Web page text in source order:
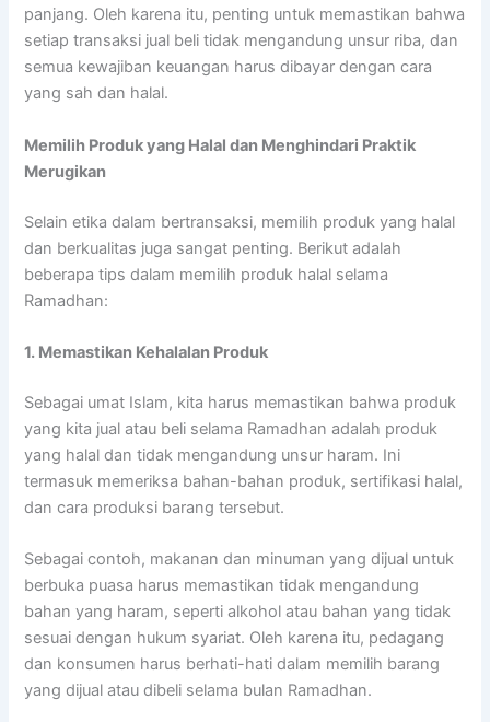
panjang. Oleh karena itu, penting untuk memastikan bahwa
setiap transaksi jual beli tidak mengandung unsur riba, dan
semua kewajiban keuangan harus dibayar dengan cara
yang sah dan halal.
Memilih Produk yang Halal dan Menghindari Praktik
Merugikan
Selain etika dalam bertransaksi, memilih produk yang halal
dan berkualitas juga sangat penting. Berikut adalah
beberapa tips dalam memilih produk halal selama
Ramadhan:
1. Memastikan Kehalalan Produk
Sebagai umat Islam, kita harus memastikan bahwa produk
yang kita jual atau beli selama Ramadhan adalah produk
yang halal dan tidak mengandung unsur haram. Ini
termasuk memeriksa bahan-bahan produk, sertifikasi halal,
dan cara produksi barang tersebut.
Sebagai contoh, makanan dan minuman yang dijual untuk
berbuka puasa harus memastikan tidak mengandung
bahan yang haram, seperti alkohol atau bahan yang tidak
sesuai dengan hukum syariat. Oleh karena itu, pedagang
dan konsumen harus berhati-hati dalam memilih barang
yang dijual atau dibeli selama bulan Ramadhan.